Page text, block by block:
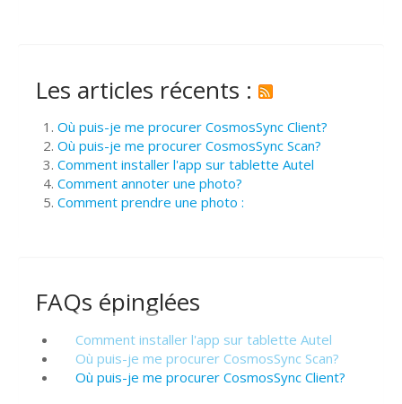
Les articles récents :
Où puis-je me procurer CosmosSync Client?
Où puis-je me procurer CosmosSync Scan?
Comment installer l'app sur tablette Autel
Comment annoter une photo?
Comment prendre une photo :
FAQs épinglées
Comment installer l'app sur tablette Autel
Où puis-je me procurer CosmosSync Scan?
Où puis-je me procurer CosmosSync Client?